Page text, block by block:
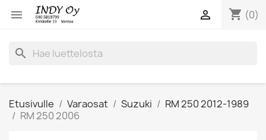
 shopping_cart (0)

search
Etusivulle Varaosat Suzuki
RM 250 2012-1989
RM 250 2006